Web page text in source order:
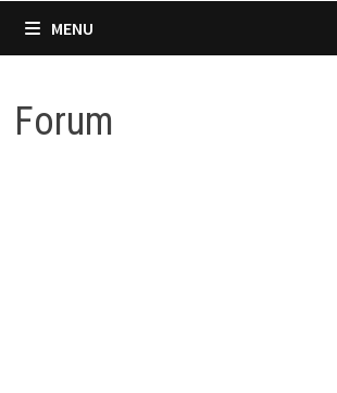
MENU
Forum